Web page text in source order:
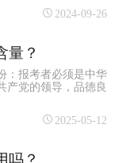
2024-09-26
量？
：报考者必须是中华
产党的领导，品德良
2025-05-12
吗？